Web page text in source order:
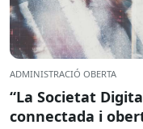
ADMINISTRACIÓ OBERTA
“La Societat
connectada i